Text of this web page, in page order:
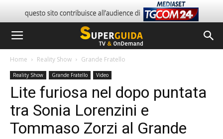
Home Reality Show Grande Fratello
Reality Show Grande Fratello Video
Lite furiosa nel dopo puntata
tra Sonia Lorenzini e
Tommaso Zorzi al Grande